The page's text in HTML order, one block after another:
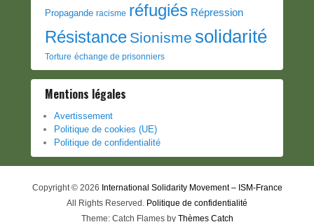
Propagande racisme réfugiés Répression
Résistance Sionisme solidarité
Torture échange de prisonniers
Mentions légales
Avertissement
Politique de cookies (UE)
Politique de confidentialité
Copyright © 2026 International Solidarity Movement – ISM-France
All Rights Reserved. Politique de confidentialité
Theme: Catch Flames by Thèmes Catch